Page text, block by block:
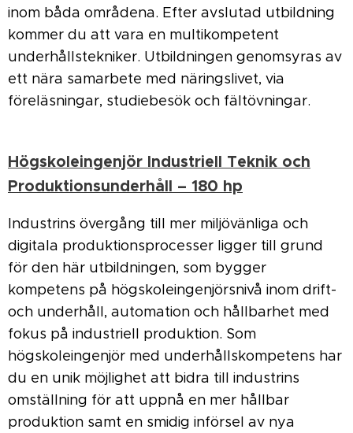
inom båda områdena. Efter avslutad utbildning
kommer du att vara en multikompetent
underhållstekniker. Utbildningen genomsyras av
ett nära samarbete med näringslivet, via
föreläsningar, studiebesök och fältövningar.
Högskoleingenjör Industriell Teknik och
Produktionsunderhåll – 180 hp
Industrins övergång till mer miljövänliga och
digitala produktionsprocesser ligger till grund
för den här utbildningen, som bygger
kompetens på högskoleingenjörsnivå inom drift-
och underhåll, automation och hållbarhet med
fokus på industriell produktion. Som
högskoleingenjör med underhållskompetens har
du en unik möjlighet att bidra till industrins
omställning för att uppnå en mer hållbar
produktion samt en smidig införsel av nya